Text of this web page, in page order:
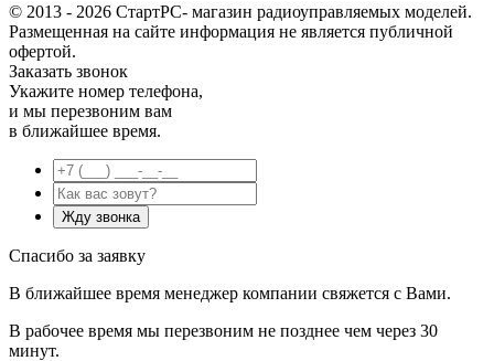
© 2013 - 2026 СтартРС- магазин радиоуправляемых моделей.
Размещенная на сайте информация не является публичной
офертой.
Заказать звонок
Укажите номер телефона,
и мы перезвоним вам
в ближайшее время.
Спасибо за заявку
В ближайшее время менеджер компании свяжется с Вами.
В рабочее время мы перезвоним не позднее чем через 30
минут.